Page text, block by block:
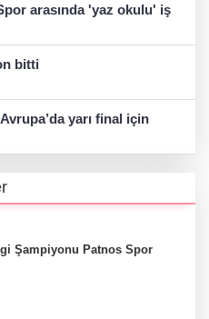
arasında 'yaz okulu' iş
bitti
yarı final için
Şampiyonu Patnos Spor